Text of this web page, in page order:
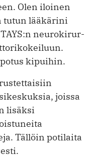
Olen iloinen
tutun lääkärini
neurokirur-
kipuihin.
joissa
lisäksi
Tällöin potilaita